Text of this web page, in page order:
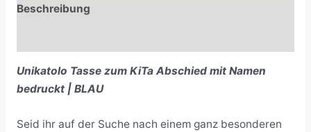
Beschreibung
Unikatolo Tasse zum KiTa Abschied mit Namen
bedruckt | BLAU
Seid ihr auf der Suche nach einem ganz besonderen